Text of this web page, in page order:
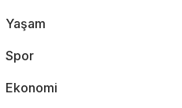
Yaşam
Spor
Ekonomi